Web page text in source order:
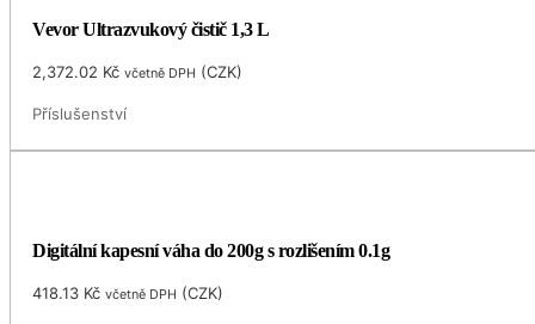
Vevor Ultrazvukový čistič 1,3 L
2,372.02 Kč včetně DPH (CZK)
Příslušenství
Digitální kapesní váha do 200g s rozlišením 0.1g
418.13 Kč včetně DPH (CZK)